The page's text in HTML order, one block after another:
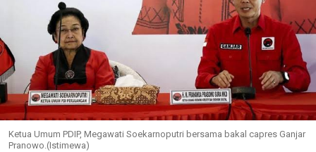
Ketua Umum PDIP, Megawati Soekarnoputri bersama bakal capres Ganjar
Pranowo.(Istimewa)